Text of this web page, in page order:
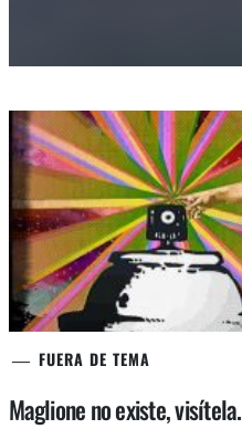
FUERA DE TEMA
Maglione no existe, visítela.